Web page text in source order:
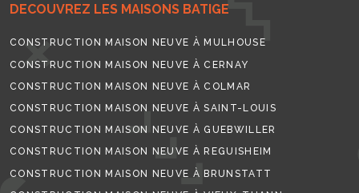
DECOUVREZ LES MAISONS BATIGE
CONSTRUCTION MAISON NEUVE À MULHOUSE
CONSTRUCTION MAISON NEUVE À CERNAY
CONSTRUCTION MAISON NEUVE À COLMAR
CONSTRUCTION MAISON NEUVE À SAINT-LOUIS
CONSTRUCTION MAISON NEUVE À GUEBWILLER
CONSTRUCTION MAISON NEUVE À REGUISHEIM
CONSTRUCTION MAISON NEUVE À BRUNSTATT